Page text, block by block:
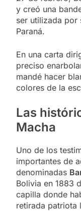
y creó una
ser utilizada por
Paraná.
En una carta
preciso
mandé hacer
colores de la
Las
Macha
Uno de los
importantes de
denominadas
Bolivia en 1883
capilla donde
retirada patriota